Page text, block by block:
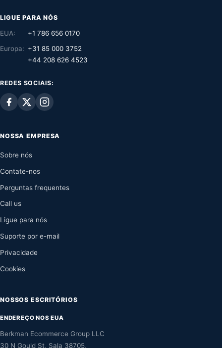
LIGUE PARA NÓS
EUA:
+1 786 656 0170
Europa: +31 85 000 3752
+44 208 626 4523
REDES SOCIAIS:
NOSSA EMPRESA
Sobre nós
Contate-nos
Perguntas frequentes
Call us
Ligue para nós
Suporte por e-mail
Privacidade
Cookies
NOSSOS ESCRITÓRIOS
ENDEREÇO NOS EUA
Berkman Ecommerce Group LLC
30 N Gould St, Sala 38705,